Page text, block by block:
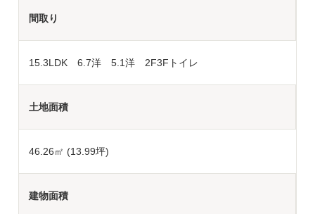
間取り
15.3LDK 6.7洋 5.1洋 2F3Fトイレ
土地面積
46.26㎡ (13.99坪)
建物面積